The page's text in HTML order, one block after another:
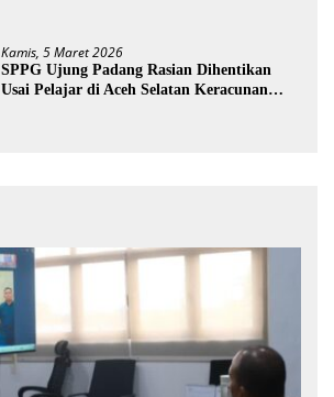
Kamis, 5 Maret 2026
SPPG Ujung Padang Rasian Dihentikan
Usai Pelajar di Aceh Selatan Keracunan